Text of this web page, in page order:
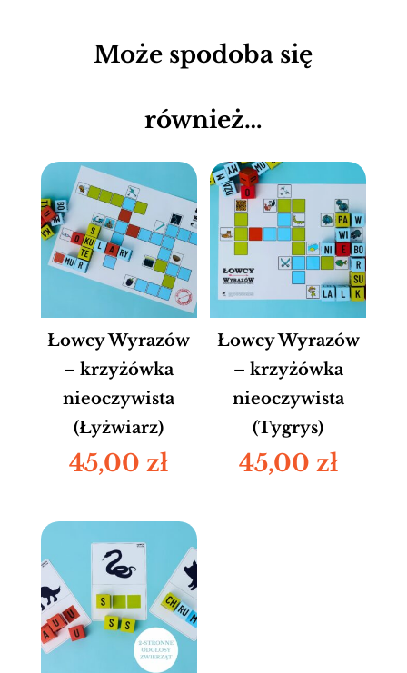
Może spodoba się
również…
Łowcy Wyrazów
– krzyżówka
nieoczywista
(Łyżwiarz)
45,00zł
Łowcy Wyrazów
– krzyżówka
nieoczywista
(Tygrys)
45,00 zł